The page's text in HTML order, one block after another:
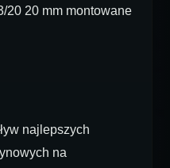
20 20 mm montowane
najlepszych
na